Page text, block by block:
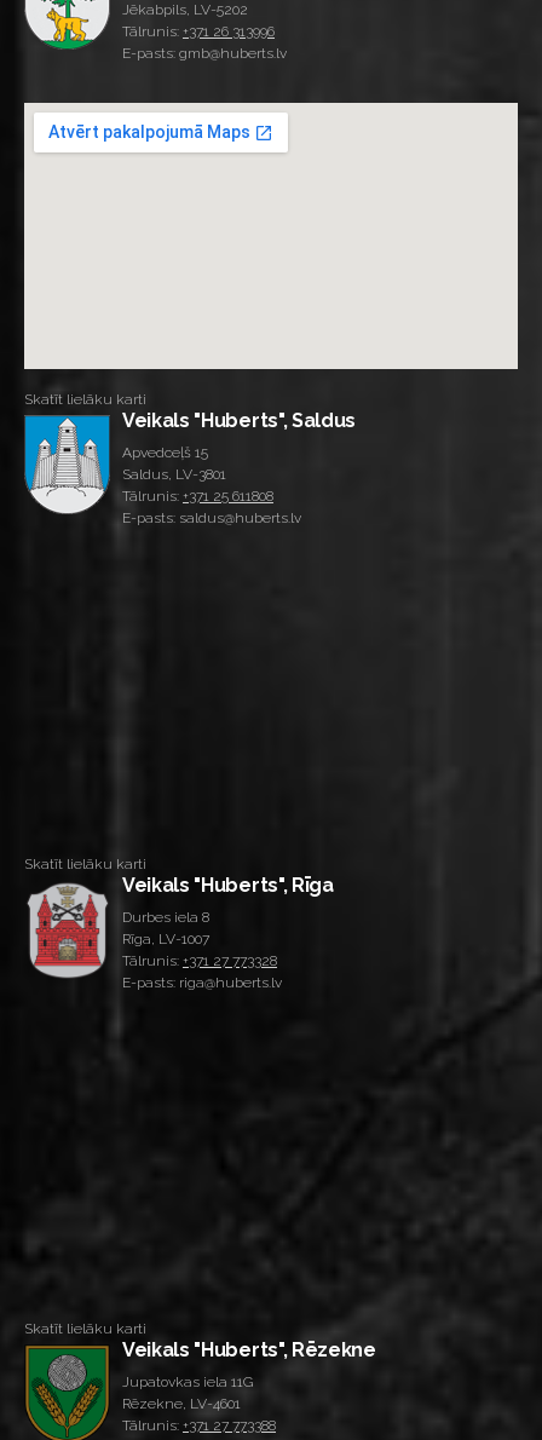
Jēkabpils, LV-5202
Tālrunis: +371 26 313996
E-pasts: gmb@huberts.lv
Skatīt lielāku karti
Veikals "Huberts", Saldus
Apvedceļš 15
Saldus, LV-3801
Tālrunis: +371 25 611808
E-pasts: saldus@huberts.lv
Skatīt lielāku karti
Veikals "Huberts", Rīga
Durbes iela 8
Rīga, LV-1007
Tālrunis: +371 27 773328
E-pasts: riga@huberts.lv
Skatīt lielāku karti
Veikals "Huberts", Rēzekne
Jupatovkas iela 11G
Rēzekne, LV-4601
Tālrunis: +371 27 773388